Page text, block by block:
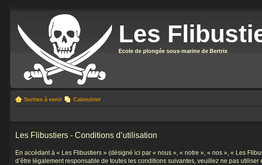
Les
Ecole de plongée sous-marine de Bertrix
Sorties à venir Calendrier
Les Flibustiers - Conditions d’utilisation
En accédant à « Les Flibustiers » (désigné ici par « nous », « notre », « nos », « Les
d’être légalement responsable de toutes les conditions suivantes, veuillez ne pas